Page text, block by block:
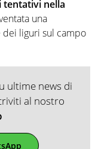
tentativi nella
una
liguri sul campo
ultime news di
al nostro